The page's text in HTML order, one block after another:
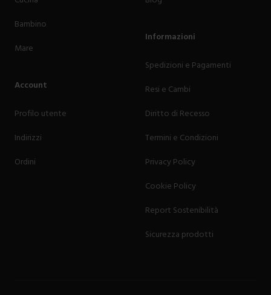
Bambino
Mare
Account
Profilo utente
Indirizzi
Ordini
Informazioni
Spedizioni e Pagamenti
Resi e Cambi
Diritto di Recesso
Termini e Condizioni
Privacy Policy
Cookie Policy
Report Sostenibilità
Sicurezza prodotti